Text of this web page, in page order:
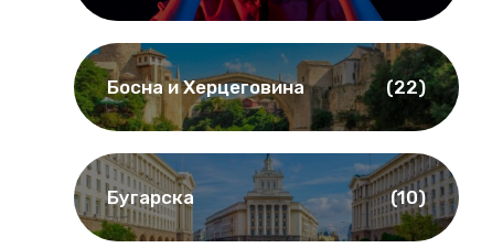
Босна и Херцеговина (22)
Бугарска (10)